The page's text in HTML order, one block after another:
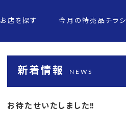
お店を探す 今月の特売品チラシ
新着情報 NEWS
お待たせいたしました‼